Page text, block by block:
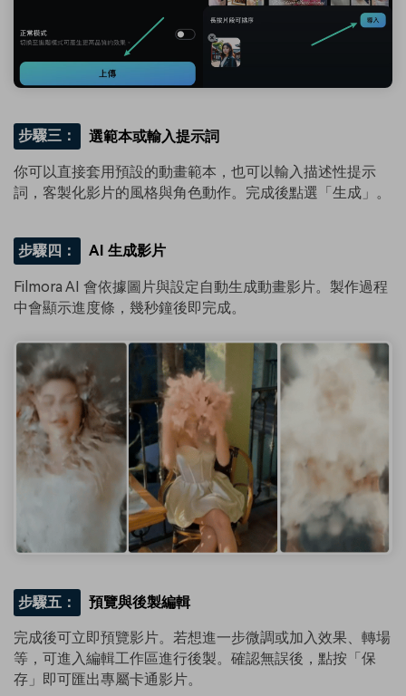
步驟三： 選範本或輸入提示詞
你可以直接套用預設的動畫範本，也可以輸入描述性提示
詞，客製化影片的風格與角色動作。完成後點選「生成」。
步驟四： AI 生成影片
Filmora AI 會依據圖片與設定自動生成動畫影片。製作過程
中會顯示進度條，幾秒鐘後即完成。
步驟五： 預覽與後製編輯
完成後可立即預覽影片。若想進一步微調或加入效果、轉場
等，可進入編輯工作區進行後製。確認無誤後，點按「保
存」即可匯出專屬卡通影片。